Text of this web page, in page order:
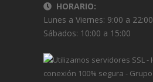
HORARIO:
Lunes a Viernes: 9:00 a 22:00
Sábados: 10:00 a 15:00